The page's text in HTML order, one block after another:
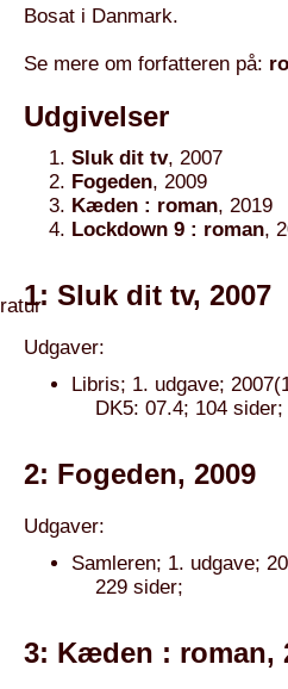
Bosat i Danmark.
Se mere om forfatteren på:
Udgivelser
Sluk dit tv, 2007
Fogeden, 2009
Kæden : roman, 2019
Lockdown 9 : roman,
1: Sluk dit tv, 2007
Udgaver:
Libris; 1. udgave;
DK5: 07.4; 104 sider;
2: Fogeden, 2009
Udgaver:
Samleren; 1. udgave;
229 sider;
3: Kæden : roman,